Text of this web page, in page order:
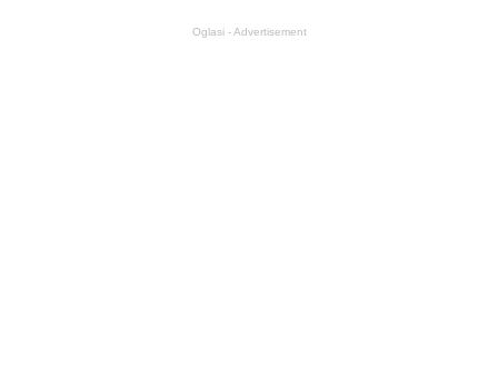
Oglasi - Advertisement